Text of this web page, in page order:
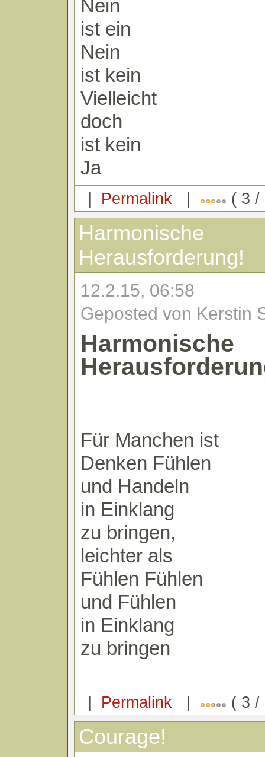
Nein
ist ein
Nein
ist kein
Vielleicht
doch
ist kein
Ja
| Permalink | ( 3 /
Harmonische
Herausforderung!
12.2.15, 06:58
Geposted von Kerstin
Harmonische
Für Manchen ist
Denken Fühlen
und Handeln
in Einklang
zu bringen,
leichter als
Fühlen Fühlen
und Fühlen
in Einklang
zu bringen
| Permalink | ( 3 /
Courage!